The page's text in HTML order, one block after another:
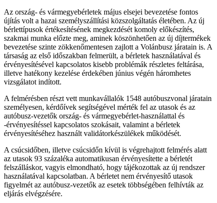
Az ország- és vármegyebérletek május elsejei bevezetése fontos
újítás volt a hazai személyszállítási közszolgáltatás életében. Az új
bérlettípusok értékesítésének megkezdését komoly előkészítés,
szakmai munka előzte meg, aminek köszönhetően az új díjtermékek
bevezetése szinte zökkenőmentesen zajlott a Volánbusz járatain is. A
társaság az első időszakban felmerült, a bérletek használatával és
érvényesítésével kapcsolatos kisebb problémák részletes feltárása,
illetve hatékony kezelése érdekében június végén háromhetes
vizsgálatot indított.
A felmérésben részt vett munkavállalók 1548 autóbuszvonal járatain
személyesen, kérdőívek segítségével mérték fel az utasok és az
autóbusz-vezetők ország- és vármegyebérlet-használattal és
-érvényesítéssel kapcsolatos szokásait, valamint a bérletek
érvényesítéséhez használt validátorkészülékek működését.
A csúcsidőben, illetve csúcsidőn kívül is végrehajtott felmérés alatt
az utasok 93 százaléka automatikusan érvényesítette a bérletét
felszálláskor, vagyis elmondható, hogy tájékozottak az új rendszer
használatával kapcsolatban. A bérletet nem érvényesítő utasok
figyelmét az autóbusz-vezetők az esetek többségében felhívták az
eljárás elvégzésére.